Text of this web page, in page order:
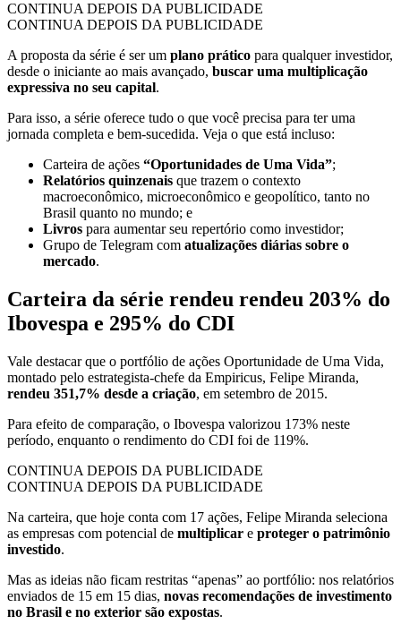
CONTINUA DEPOIS DA PUBLICIDADE
CONTINUA DEPOIS DA PUBLICIDADE
A proposta da série é ser um plano prático para qualquer investidor,
desde o iniciante ao mais avançado, buscar uma multiplicação
expressiva no seu capital.
Para isso, a série oferece tudo o que você precisa para ter uma
jornada completa e bem-sucedida. Veja o que está incluso:
Carteira de ações “Oportunidades de Uma Vida”;
Relatórios quinzenais que trazem o contexto
macroeconômico, microeconômico e geopolítico, tanto no
Brasil quanto no mundo; e
Livros para aumentar seu repertório como investidor;
Grupo de Telegram com atualizações diárias sobre o
mercado.
Carteira da série rendeu rendeu 203% do
Ibovespa e 295% do CDI
Vale destacar que o portfólio de ações Oportunidade de Uma Vida,
montado pelo estrategista-chefe da Empiricus, Felipe Miranda,
rendeu 351,7% desde a criação, em setembro de 2015.
Para efeito de comparação, o Ibovespa valorizou 173% neste
período, enquanto o rendimento do CDI foi de 119%.
CONTINUA DEPOIS DA PUBLICIDADE
CONTINUA DEPOIS DA PUBLICIDADE
Na carteira, que hoje conta com 17 ações, Felipe Miranda seleciona
as empresas com potencial de multiplicar e proteger o patrimônio
investido.
Mas as ideias não ficam restritas “apenas” ao portfólio: nos relatórios
enviados de 15 em 15 dias, novas recomendações de investimento
no Brasil e no exterior são expostas.